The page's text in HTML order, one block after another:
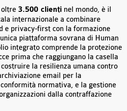
oltre 3.500 clienti nel mondo, è il
internazionale a combinare
e privacy-first con la formazione
piattaforma sovrana di Human
integrato comprende la protezione
prima che raggiungano la casella
la resilienza umana contro
email per la
normativa, e la gestione
dalla contraffazione